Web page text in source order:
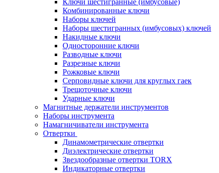
Ключи шестигранные (имбусовые)
Комбинированные ключи
Наборы ключей
Наборы шестигранных (имбусовых) ключей
Накидные ключи
Односторонние ключи
Разводные ключи
Разрезные ключи
Рожковые ключи
Серповидные ключи для круглых гаек
Трещоточные ключи
Ударные ключи
Магнитные держатели инструментов
Наборы инструмента
Намагничиватели инструмента
Отвертки
Динамометрические отвертки
Диэлектрические отвертки
Звездообразные отвертки TORX
Индикаторные отвертки